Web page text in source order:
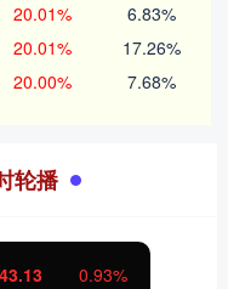
20.01% 6.83%
20.01% 17.26%
20.00% 7.68%
轮播
43.13 0.93%